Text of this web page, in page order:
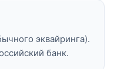
эквайринга).
банк.